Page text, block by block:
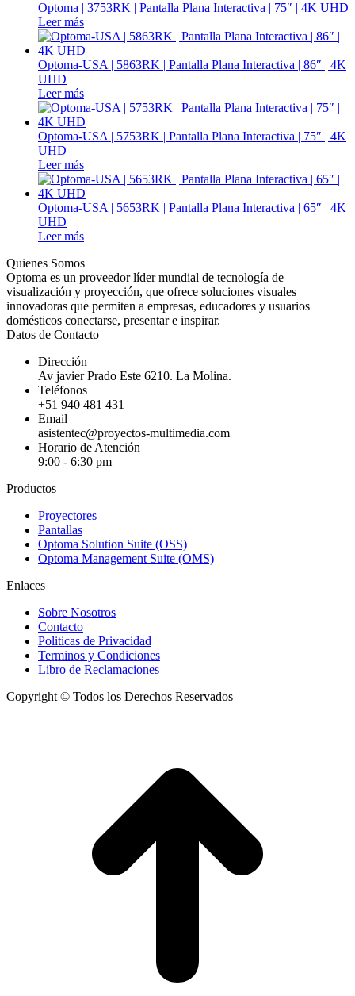
Optoma | 3753RK | Pantalla Plana Interactiva | 75″ | 4K UHD
Leer más
Optoma-USA | 5863RK | Pantalla Plana Interactiva | 86″ | 4K
UHD
Leer más
Optoma-USA | 5753RK | Pantalla Plana Interactiva | 75″ | 4K
UHD
Leer más
Optoma-USA | 5653RK | Pantalla Plana Interactiva | 65″ | 4K
UHD
Leer más
Quienes Somos
Optoma es un proveedor líder mundial de tecnología de
visualización y proyección, que ofrece soluciones visuales
innovadoras que permiten a empresas, educadores y usuarios
domésticos conectarse, presentar e inspirar.
Datos de Contacto
Dirección
Av javier Prado Este 6210. La Molina.
Teléfonos
+51 940 481 431
Email
asistentec@proyectos-multimedia.com
Horario de Atención
9:00 - 6:30 pm
Productos
Proyectores
Pantallas
Optoma Solution Suite (OSS)
Optoma Management Suite (OMS)
Enlaces
Sobre Nosotros
Contacto
Politicas de Privacidad
Terminos y Condiciones
Libro de Reclamaciones
Copyright © Todos los Derechos Reservados